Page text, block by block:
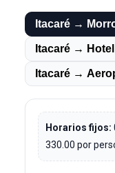
Itacaré →
Itacaré →
Itacaré →
Horarios fijos:
330.00 por